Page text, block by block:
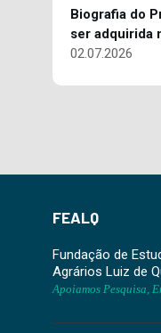
Biografia do
ser adquirida
02.07.2026
FEALQ
Fundação de
Agrários Luiz de
Apoiamos Pesquisa,